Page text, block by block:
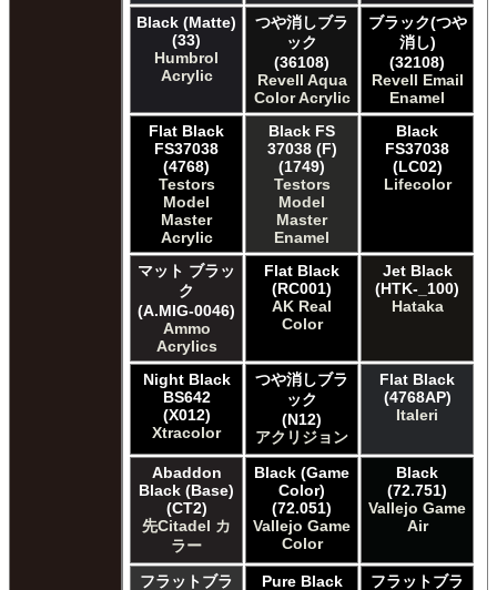
Black (Matte)
(33)
Humbrol
Acrylic
つや消しブラ
ック
(36108)
Revell Aqua
Color Acrylic
ブラック(つや
消し)
(32108)
Revell Email
Enamel
Flat Black
FS37038
(4768)
Testors
Model
Master
Acrylic
Black FS
37038 (F)
(1749)
Testors
Model
Master
Enamel
Black
FS37038
(LC02)
Lifecolor
マット ブラッ
ク
(A.MIG-0046)
Ammo
Acrylics
Flat Black
(RC001)
AK Real
Color
Jet Black
(HTK-_100)
Hataka
Night Black
BS642
(X012)
Xtracolor
つや消しブラ
ック
(N12)
アクリジョン
Flat Black
(4768AP)
Italeri
Abaddon
Black (Base)
(CT2)
先Citadel カ
ラー
Black (Game
Color)
(72.051)
Vallejo Game
Color
Black
(72.751)
Vallejo Game
Air
フラットブラ Pure Black フラットブラ